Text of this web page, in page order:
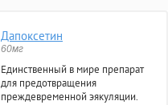
Дапоксетин
60мг
Единственный в мире препарат
для предотвращения
преждевременной эякуляции.